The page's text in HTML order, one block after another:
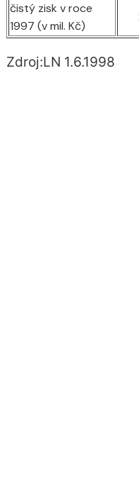
čistý zisk v roce
1997 (v mil. Kč)
Zdroj:LN 1.6.1998